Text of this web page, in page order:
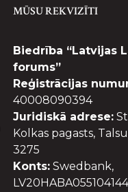
MŪSU REKVIZĪTI
Biedrība “Latvijas
forums”
Reģistrācijas
40008090394
Juridiskā adrese:
Kolkas pagasts,
3275
Konts: Swedbank,